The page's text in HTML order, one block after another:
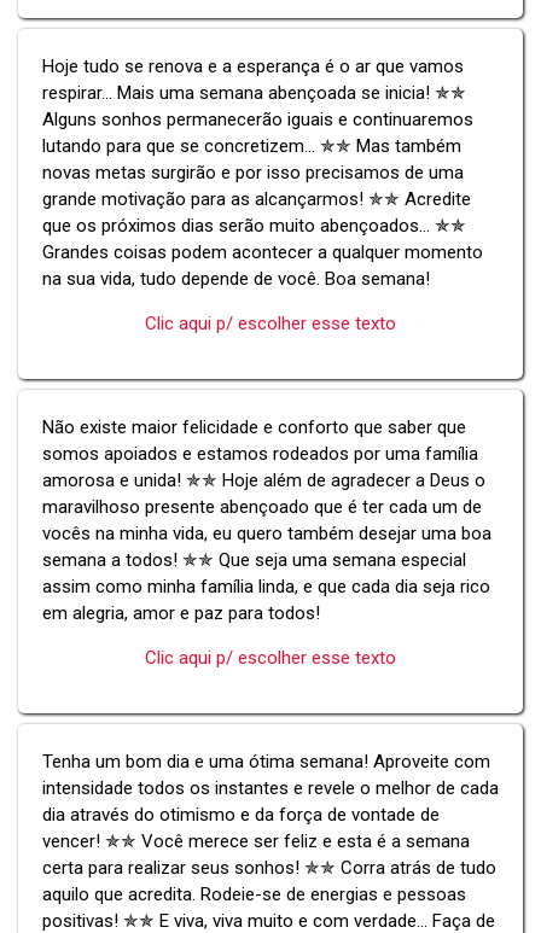
Hoje tudo se renova e a esperança é o ar que vamos
respirar... Mais uma semana abençoada se inicia! ✯✯
Alguns sonhos permanecerão iguais e continuaremos
lutando para que se concretizem... ✯✯ Mas também
novas metas surgirão e por isso precisamos de uma
grande motivação para as alcançarmos! ✯✯ Acredite
que os próximos dias serão muito abençoados... ✯✯
Grandes coisas podem acontecer a qualquer momento
na sua vida, tudo depende de você. Boa semana!
Clic aqui p/ escolher esse texto
Não existe maior felicidade e conforto que saber que
somos apoiados e estamos rodeados por uma família
amorosa e unida! ✯✯ Hoje além de agradecer a Deus o
maravilhoso presente abençoado que é ter cada um de
vocês na minha vida, eu quero também desejar uma boa
semana a todos! ✯✯ Que seja uma semana especial
assim como minha família linda, e que cada dia seja rico
em alegria, amor e paz para todos!
Clic aqui p/ escolher esse texto
Tenha um bom dia e uma ótima semana! Aproveite com
intensidade todos os instantes e revele o melhor de cada
dia através do otimismo e da força de vontade de
vencer! ✯✯ Você merece ser feliz e esta é a semana
certa para realizar seus sonhos! ✯✯ Corra atrás de tudo
aquilo que acredita. Rodeie-se de energias e pessoas
positivas! ✯✯ E viva, viva muito e com verdade... Faça de